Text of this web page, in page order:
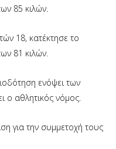
85 κιλών.
18, κατέκτησε το
81 κιλών.
ενόψει των
ο αθλητικός νόμος.
για την συμμετοχή τους